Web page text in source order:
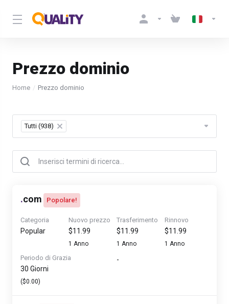
Prezzo dominio
Home Prezzo dominio
Table Filter
Tutti (938) ×
.com Popolare!
Categoria
Popular
Nuovo prezzo
$11.99
1 Anno
Trasferimento
$11.99
1 Anno
Rinnovo
$11.99
1 Anno
Periodo di Grazia
30 Giorni
($0.00)
-